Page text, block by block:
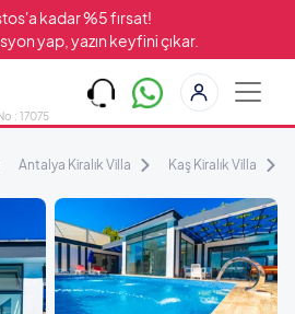
kadar %5 fırsat!
yap, yazın keyfini çıkar.
: 17075
Antalya Kiralık Villa Kaş Kiralık Villa